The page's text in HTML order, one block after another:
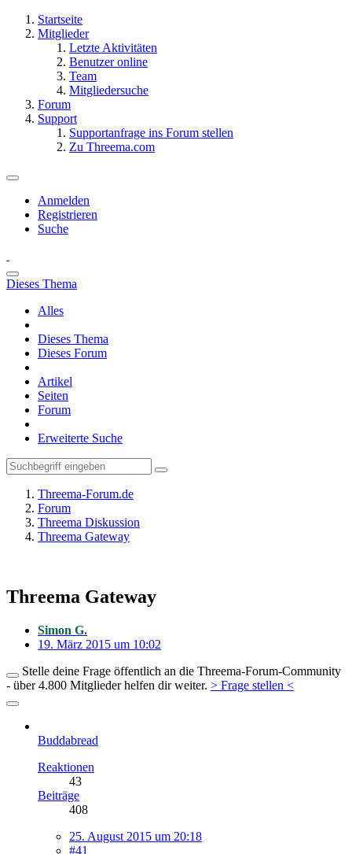
Startseite
Mitglieder
Letzte Aktivitäten
Benutzer online
Team
Mitgliedersuche
Forum
Support
Supportanfrage ins Forum stellen
Zu Threema.com
Anmelden
Registrieren
Suche
Dieses Thema
Alles
Dieses Thema
Dieses Forum
Artikel
Seiten
Forum
Erweiterte Suche
Threema-Forum.de
Forum
Threema Diskussion
Threema Gateway
Threema Gateway
Simon G.
19. März 2015 um 10:02
Stelle deine Frage öffentlich an die Threema-Forum-Community
- über 4.800 Mitglieder helfen dir weiter. > Frage stellen <
Buddabread
Reaktionen
43
Beiträge
408
25. August 2015 um 20:18
#41